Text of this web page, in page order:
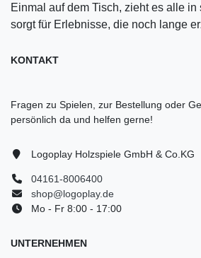
Einmal auf dem Tisch, zieht es alle in
sorgt für Erlebnisse, die noch lange
KONTAKT
Fragen zu Spielen, zur Bestellung oder
persönlich da und helfen gerne!
Logoplay Holzspiele GmbH & Co.KG
04161-8006400
shop@logoplay.de
Mo - Fr 8:00 - 17:00
UNTERNEHMEN